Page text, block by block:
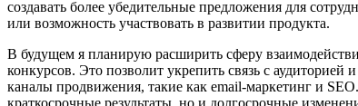
создавать более убедительные предложения для
или возможность участвовать в развитии продукта.
В будущем я планирую расширить сферу
конкурсов. Это позволит укрепить связь с
каналы продвижения, такие как email-маркетинг и